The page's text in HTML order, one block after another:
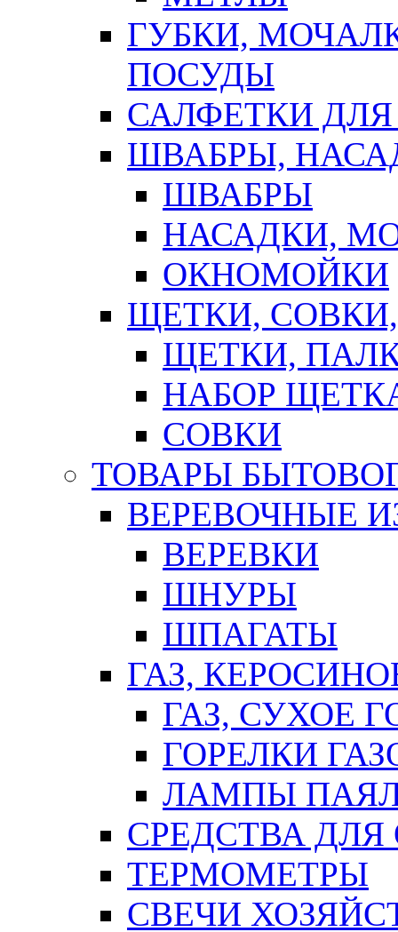
ГУБКИ,
ПОСУДЫ
САЛФЕТКИ
ШВАБРЫ,
ШВАБРЫ
НАСАДКИ,
ОКНОМОЙКИ
ЩЕТКИ,
ЩЕТКИ,
НАБОР
СОВКИ
ТОВАРЫ
ВЕРЕВОЧНЫЕ
ВЕРЕВКИ
ШНУРЫ
ШПАГАТЫ
ГАЗ,
ГАЗ, СУХОЕ
ГОРЕЛКИ
ЛАМПЫ
СРЕДСТВА
ТЕРМОМЕТРЫ
СВЕЧИ